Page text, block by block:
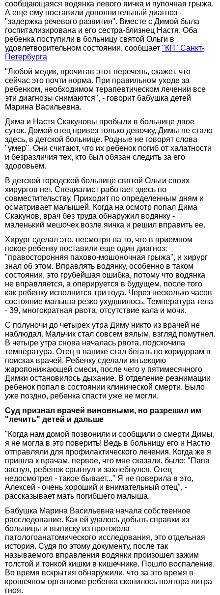
сообщающаяся водянка левого яичка и пупочная грыжа.
А еще ему поставили дополнительный диагноз -
"задержка речевого развития". Вместе с Димой была
госпитализирована и его сестра-близнец Настя. Оба
ребенка поступили в больницу святой Ольги в
удовлетворительном состоянии, сообщает "КП" Санкт-
Петербурга
"Любой медик, прочитав этот перечень, скажет, что
сейчас это почти норма. При правильном уходе за
ребенком, необходимом терапевтическом лечении все
эти диагнозы снимаются", - говорит бабушка детей
Марина Васильевна.
Дима и Настя Скакуновы пробыли в больнице двое
суток. Домой отец привез только девочку, Димы не стало
здесь, в детской больнице. Родные не говорят слова
"умер". Они считают, что их ребенок погиб от халатности
и безразличия тех, кто был обязан следить за его
здоровьем.
В детской городской больнице святой Ольги своих
хирургов нет. Специалист работает здесь по
совместительству. Приходит по определенным дням и
осматривает малышей. Когда на осмотр попал Дима
Скакунов, врач без труда обнаружил водянку -
маленький мешочек возле яичка и решил вправить ее.
Хирург сделал это, несмотря на то, что в приемном
покое ребенку поставили еще один диагноз:
"правосторонняя пахово-мошоночная грыжа", и хирург
знал об этом. Вправлять водянку, особенно в таком
состоянии, это грубейшая ошибка, потому что водянка
не вправляется, а оперируется в будущем, после того
как ребенку исполнится три года. Через несколько часов
состояние малыша резко ухудшилось. Температура тела
- 39, многократная рвота, отсутствие кала и мочи.
С полуночи до четырех утра Диму никто из врачей не
наблюдал. Мальчик стал совсем вялым, взгляд помутнел.
В четыре утра снова началась рвота, подскочила
температура. Отец в панике стал бегать по коридорам в
поисках врачей. Ребенку сделали инъекцию
жаропонижающей смеси, после чего у пятимесячного
Димки остановилось дыхание. В отделение реанимации
ребенок попал в состоянии клинической смерти. Было
уже поздно, ребенка спасти уже не могли.
Суд признал врачей виновными, но разрешил им
"лечить" детей и дальше
"Когда нам домой позвонили и сообщили о смерти Димы,
я не могла в это поверить! Ведь в больницу его и Настю
отправляли для профилактического лечения. Когда же я
пришла к врачам, первое, что мне сказали, было: "Папа
заснул, ребенок срыгнул и захлебнулся. Отец
недосмотрел - такое бывает..." Я не поверила в это,
Алексей - очень хороший и внимательный отец", -
рассказывает мать погибшего малыша.
Бабушка Марина Васильевна начала собственное
расследование. Как ей удалось добыть справки из
больницы и выписку из протокола
патологоанатомического исследования, это отдельная
история. Судя по этому документу, после так
называемого вправления водянки произошел зажим
толстой и тонкой кишки в кишечнике. Пошло воспаление.
Во время вскрытия обнаружили, что за это время в
крошечном организме ребенка скопилось полтора литра
гноя.